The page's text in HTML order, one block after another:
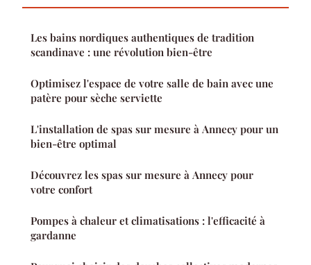
Les bains nordiques authentiques de tradition
scandinave : une révolution bien-être
Optimisez l'espace de votre salle de bain avec une
patère pour sèche serviette
L'installation de spas sur mesure à Annecy pour un
bien-être optimal
Découvrez les spas sur mesure à Annecy pour
votre confort
Pompes à chaleur et climatisations : l'efficacité à
gardanne